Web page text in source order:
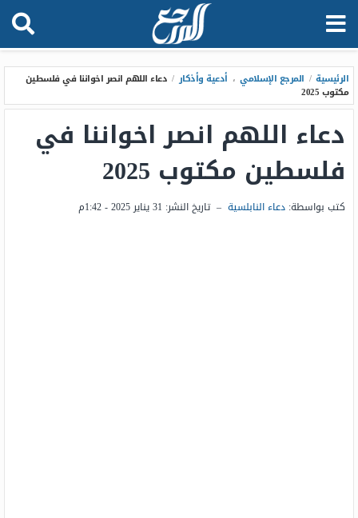
الرئيسية / المرجع الإسلامي ، أدعية وأذكار / دعاء اللهم انصر اخواننا في فلسطين
مكتوب 2025
دعاء اللهم انصر اخواننا في
فلسطين مكتوب 2025
كتب بواسطة: دعاء النابلسية – تاريخ النشر: 31 يناير 2025 - 1:42م